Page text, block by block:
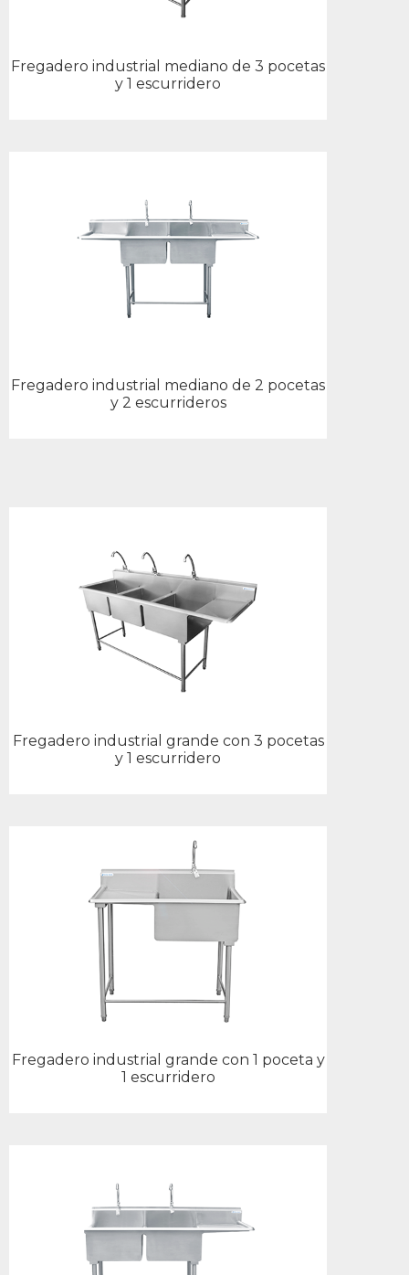
Fregadero industrial mediano de 3 pocetas
y 1 escurridero
Fregadero industrial mediano de 2 pocetas
y 2 escurrideros
Fregadero industrial grande con 3 pocetas
y 1 escurridero
Fregadero industrial grande con 1 poceta y
1 escurridero